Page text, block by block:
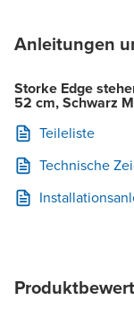
Anleitungen
Storke Edge
52 cm, Schwarz
Teileliste
Technische